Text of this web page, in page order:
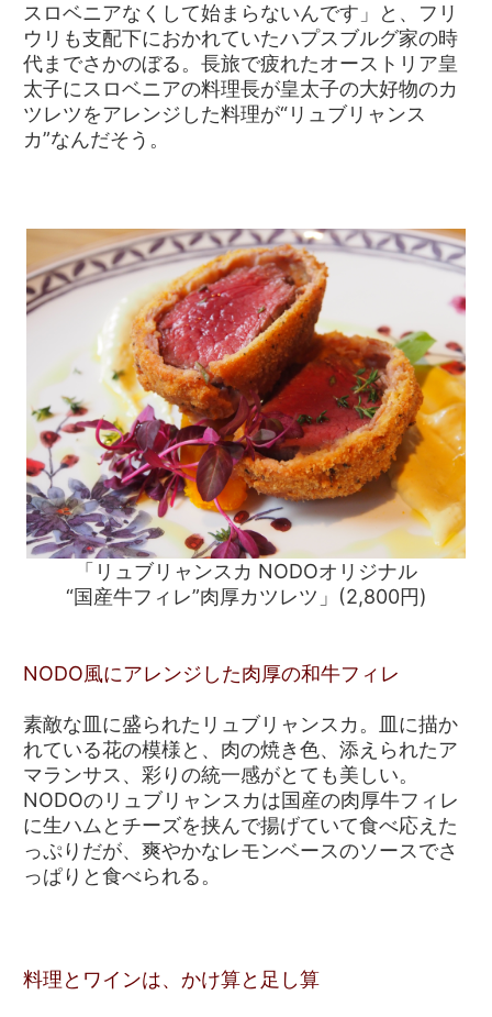
スロベニアなくして始まらないんです」と、フリ
ウリも支配下におかれていたハプスブルグ家の時
代までさかのぼる。長旅で疲れたオーストリア皇
太子にスロベニアの料理長が皇太子の大好物のカ
ツレツをアレンジした料理が“リュブリャンス
カ”なんだそう。
「リュブリャンスカ NODOオリジナル
“国産牛フィレ”肉厚カツレツ」(2,800円)
NODO風にアレンジした肉厚の和牛フィレ
素敵な皿に盛られたリュブリャンスカ。皿に描か
れている花の模様と、肉の焼き色、添えられたア
マランサス、彩りの統一感がとても美しい。
NODOのリュブリャンスカは国産の肉厚牛フィレ
に生ハムとチーズを挟んで揚げていて食べ応えた
っぷりだが、爽やかなレモンベースのソースでさ
っぱりと食べられる。
料理とワインは、かけ算と足し算